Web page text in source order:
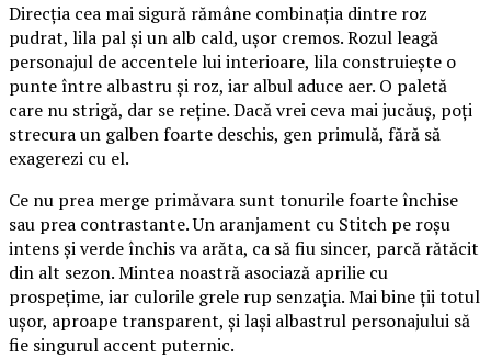
Direcția cea mai sigură rămâne combinația dintre roz
pudrat, lila pal și un alb cald, ușor cremos. Rozul leagă
personajul de accentele lui interioare, lila construiește o
punte între albastru și roz, iar albul aduce aer. O paletă
care nu strigă, dar se reține. Dacă vrei ceva mai jucăuș, poți
strecura un galben foarte deschis, gen primulă, fără să
exagerezi cu el.
Ce nu prea merge primăvara sunt tonurile foarte închise
sau prea contrastante. Un aranjament cu Stitch pe roșu
intens și verde închis va arăta, ca să fiu sincer, parcă rătăcit
din alt sezon. Mintea noastră asociază aprilie cu
prospețime, iar culorile grele rup senzația. Mai bine ții totul
ușor, aproape transparent, și lași albastrul personajului să
fie singurul accent puternic.